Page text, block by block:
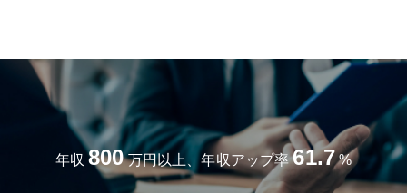
acturing Service（電子機器受託製造サービス）」の略。 複数メーカ
ーから受注した電子機器の生産を請け負う事業形態のこと。 コスト削
減や、経営の効率化という面で大手メーカーから注目されています。
海外拠点との連携業務等） 【募集背景】 増員 【求める人物像】 ・正
確性とスピードの両方を意識して複数の業務を主体的に進められる方
・自身の担当業務だけでなく、組織全体の業務運営に関心を持てる方
・社内外の関係者と丁寧かつ粘り強く調整できる方 【シークス株式会
社について】 ■1992年、サカタインクス株式会社の海外事業部が分
離・独立し、同社の全額出資により設立されました。 ■日本における
EMS事業のパイオニア、国内1位、世界17位にランクインしていま
年収 800 万円以上、年収アップ率 61.7 %